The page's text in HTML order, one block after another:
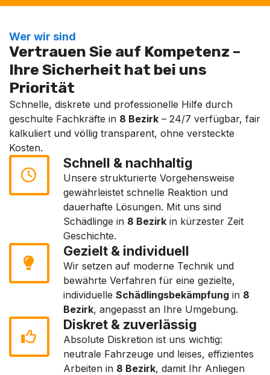
Wer wir sind
Vertrauen Sie auf Kompetenz –
Ihre Sicherheit hat bei uns
Priorität
Schnelle, diskrete und professionelle Hilfe durch
geschulte Fachkräfte in 8 Bezirk – 24/7 verfügbar, fair
kalkuliert und völlig transparent, ohne versteckte
Kosten.
Schnell & nachhaltig
Unsere strukturierte Vorgehensweise
gewährleistet schnelle Reaktion und
dauerhafte Lösungen. Mit uns sind
Schädlinge in 8 Bezirk in kürzester Zeit
Geschichte.
Gezielt & individuell
Wir setzen auf moderne Technik und
bewährte Verfahren für eine gezielte,
individuelle Schädlingsbekämpfung in 8
Bezirk, angepasst an Ihre Umgebung.
Diskret & zuverlässig
Absolute Diskretion ist uns wichtig:
neutrale Fahrzeuge und leises, effizientes
Arbeiten in 8 Bezirk, damit Ihr Anliegen